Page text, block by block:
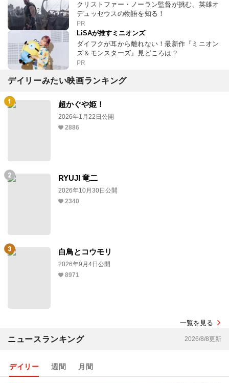
クリストファー・ノーラン監督が挑む、英雄オ
デュッセウスの物語を知る！
PR
LiSAが推すミニオンズ
ダイフクが耳から離れない！最新作『ミニオン
ズ＆モンスターズ』見どころは？
PR
デイリーみたい映画ランキング
超かぐや姫！
2026年1月22日公開
2886
RYUJI 竜二
2026年10月30日公開
2340
白鳥とコウモリ
2026年9月4日公開
8971
一覧を見る
ニュースランキング 2026/8/8更新
デイリー 週間 月間